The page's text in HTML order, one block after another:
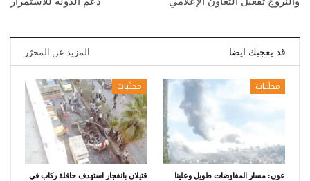
قد يعجبك ايضا المزيد عن المحرّر
محلّيات
عون: مسار المفاوضات طويل وعلينا
محلّيات
قتيلان بانفجار استهدف حافلة ركاب في